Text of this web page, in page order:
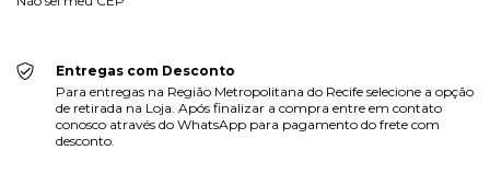
Entregas com Desconto
Para entregas na Região Metropolitana do Recife selecione a opção
de retirada na Loja. Após finalizar a compra entre em contato
conosco através do WhatsApp para pagamento do frete com
desconto.